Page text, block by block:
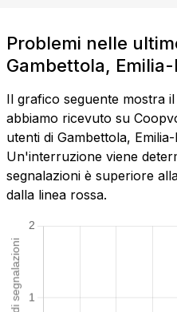
Problemi nelle
Gambettola,
Il grafico seguente mostra
abbiamo ricevuto su
utenti di Gambettola,
Un'interruzione viene
segnalazioni è superiore
dalla linea rossa.